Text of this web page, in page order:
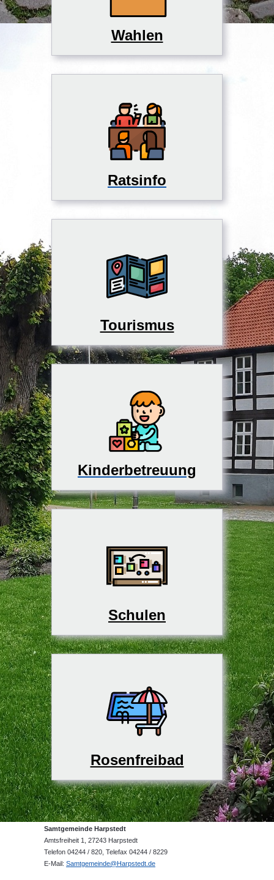
Wahlen
Ratsinfo
Tourismus
Kinderbetreuung
Schulen
Rosenfreibad
Samtgemeinde Harpstedt
Amtsfreiheit 1, 27243 Harpstedt
Telefon 04244 / 820, Telefax 04244 / 8229
E-Mail: Samtgemeinde@Harpstedt.de